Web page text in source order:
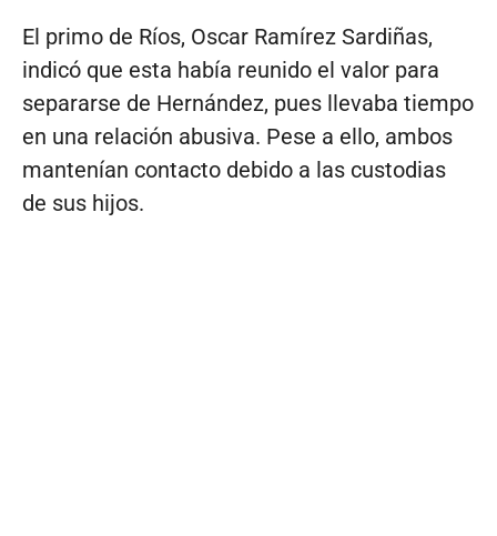
El primo de Ríos, Oscar Ramírez Sardiñas,
indicó que esta había reunido el valor para
separarse de Hernández, pues llevaba tiempo
en una relación abusiva. Pese a ello, ambos
mantenían contacto debido a las custodias
de sus hijos.